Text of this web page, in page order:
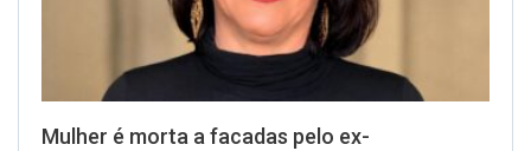
Mulher é morta a facadas pelo ex-